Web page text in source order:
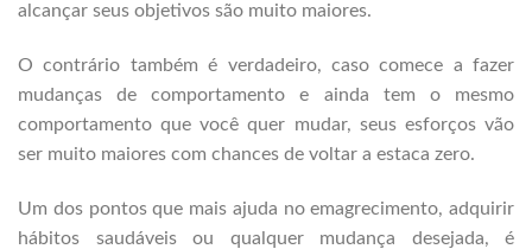
alcançar seus objetivos são muito maiores.
O contrário também é verdadeiro, caso comece a fazer
mudanças de comportamento e ainda tem o mesmo
comportamento que você quer mudar, seus esforços vão
ser muito maiores com chances de voltar a estaca zero.
Um dos pontos que mais ajuda no emagrecimento, adquirir
hábitos saudáveis ou qualquer mudança desejada, é